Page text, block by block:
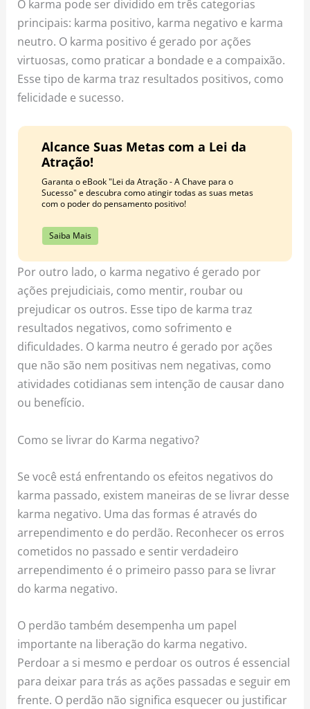
O karma pode ser dividido em três categorias
principais: karma positivo, karma negativo e karma
neutro. O karma positivo é gerado por ações
virtuosas, como praticar a bondade e a compaixão.
Esse tipo de karma traz resultados positivos, como
felicidade e sucesso.
Alcance Suas Metas com a Lei da
Atração!
Garanta o eBook "Lei da Atração - A Chave para o
Sucesso" e descubra como atingir todas as suas metas
com o poder do pensamento positivo!
Saiba Mais
Por outro lado, o karma negativo é gerado por
ações prejudiciais, como mentir, roubar ou
prejudicar os outros. Esse tipo de karma traz
resultados negativos, como sofrimento e
dificuldades. O karma neutro é gerado por ações
que não são nem positivas nem negativas, como
atividades cotidianas sem intenção de causar dano
ou benefício.
Como se livrar do Karma negativo?
Se você está enfrentando os efeitos negativos do
karma passado, existem maneiras de se livrar desse
karma negativo. Uma das formas é através do
arrependimento e do perdão. Reconhecer os erros
cometidos no passado e sentir verdadeiro
arrependimento é o primeiro passo para se livrar
do karma negativo.
O perdão também desempenha um papel
importante na liberação do karma negativo.
Perdoar a si mesmo e perdoar os outros é essencial
para deixar para trás as ações passadas e seguir em
frente. O perdão não significa esquecer ou justificar